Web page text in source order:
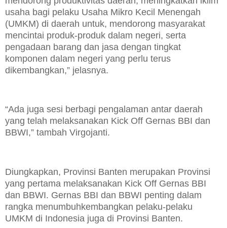
usaha bagi pelaku Usaha Mikro Kecil Menengah
(UMKM) di daerah untuk, mendorong masyarakat
mencintai produk-produk dalam negeri, serta
pengadaan barang dan jasa dengan tingkat
komponen dalam negeri yang perlu terus
dikembangkan,” jelasnya.
“Ada juga sesi berbagi pengalaman antar daerah
yang telah melaksanakan Kick Off Gernas BBI dan
BBWI,” tambah Virgojanti.
Diungkapkan, Provinsi Banten merupakan Provinsi
yang pertama melaksanakan Kick Off Gernas BBI
dan BBWI. Gernas BBI dan BBWI penting dalam
rangka menumbuhkembangkan pelaku-pelaku
UMKM di Indonesia juga di Provinsi Banten.